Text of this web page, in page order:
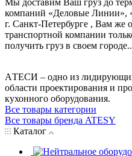
Мы доставим Ваш груз до
компаний «Деловые Линии»,
г. Санкт-Петербурге , Вам же
транспортной компании
получить груз в своем городе..
AТЕСИ – одно из
области проектирования и
кухонного оборудования.
Все товары категории
Все товары бренда ATESY
Каталог